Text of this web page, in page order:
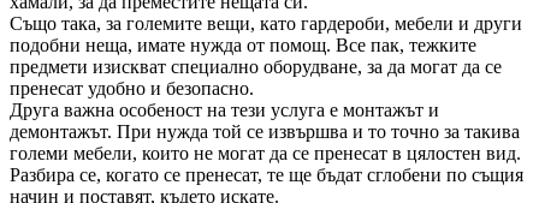
Също така, за големите вещи, като гардероби, мебели и други
подобни неща, имате нужда от помощ. Все пак, тежките
предмети изискват специално оборудване, за да могат да се
пренесат удобно и безопасно.
Друга важна особеност на тези услуга е монтажът и
демонтажът. При нужда той се извършва и то точно за такива
големи мебели, които не могат да се пренесат в цялостен вид.
Разбира се, когато се пренесат, те ще бъдат сглобени по същия
начин и поставят, където искате.